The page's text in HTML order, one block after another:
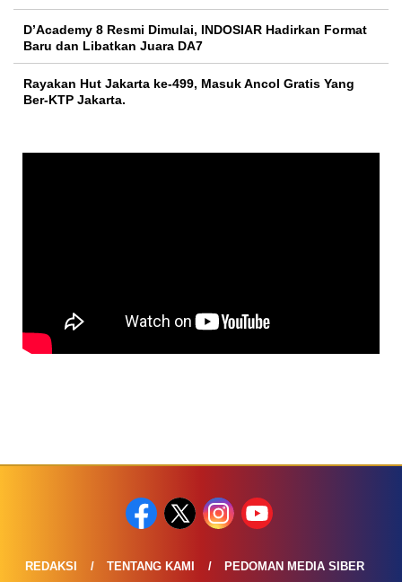
D’Academy 8 Resmi Dimulai, INDOSIAR Hadirkan Format
Baru dan Libatkan Juara DA7
Rayakan Hut Jakarta ke-499, Masuk Ancol Gratis Yang
Ber-KTP Jakarta.
REDAKSI TENTANG KAMI PEDOMAN MEDIA SIBER